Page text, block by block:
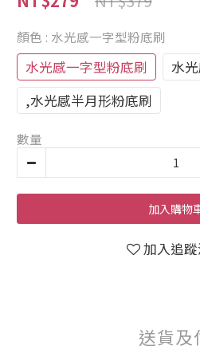
顏色 : 水光感一字型粉底刷
水光感一字型粉底刷
水
,水光感半月形粉底刷
數量
加入購物
加入追
送貨及